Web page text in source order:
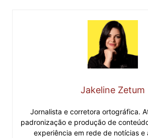
Jakeline Zetum
Jornalista e corretora ortográfica.
padronização e produção de
experiência em rede de notícias e